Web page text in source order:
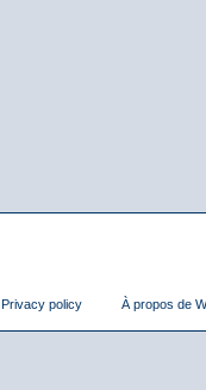
Privacy policy À propos de